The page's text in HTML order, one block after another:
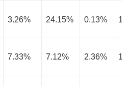
3.26% 24.15% 0.13%
7.33% 7.12% 2.36%